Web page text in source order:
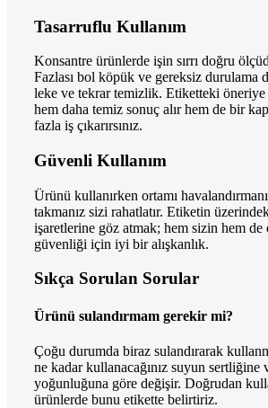
Tasarruflu Kullanım
Konsantre ürünlerde işin sırrı doğru
Fazlası bol köpük ve gereksiz durulama
leke ve tekrar temizlik. Etiketteki
hem daha temiz sonuç alır hem de bir
fazla iş çıkarırsınız.
Güvenli Kullanım
Ürünü kullanırken ortamı
takmanız sizi rahatlatır. Etiketin
işaretlerine göz atmak; hem sizin hem
güvenliği için iyi bir alışkanlık.
Sıkça Sorulan Sorular
Ürünü sulandırmam gerekir mi?
Çoğu durumda biraz sulandırarak
ne kadar kullanacağınız suyun sertliğine
yoğunluğuna göre değişir. Doğrudan
ürünlerde bunu etikette belirtiriz.